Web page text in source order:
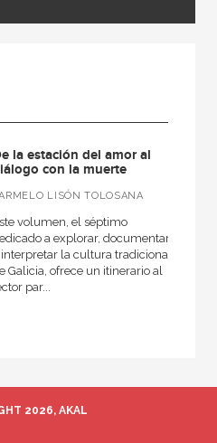
la estación del amor al
con la muerte
LISÓN TOLOSANA
volumen, el séptimo
a explorar, documentar
la cultura tradicional
Galicia, ofrece un itinerario al
par...
2026, AKAL